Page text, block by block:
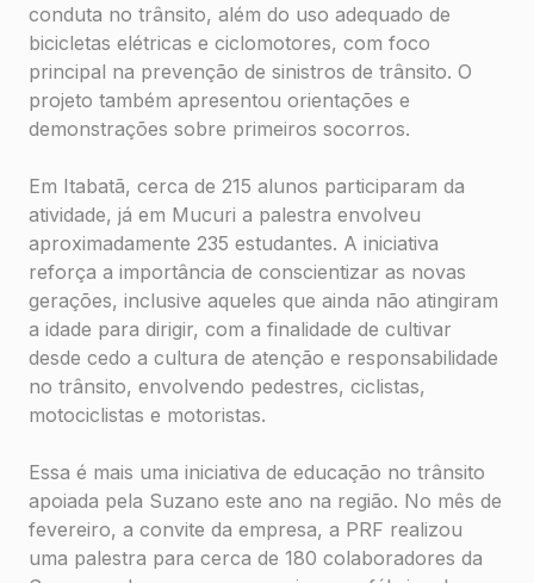
conduta no trânsito, além do uso adequado de
bicicletas elétricas e ciclomotores, com foco
principal na prevenção de sinistros de trânsito. O
projeto também apresentou orientações e
demonstrações sobre primeiros socorros.
Em Itabatã, cerca de 215 alunos participaram da
atividade, já em Mucuri a palestra envolveu
aproximadamente 235 estudantes. A iniciativa
reforça a importância de conscientizar as novas
gerações, inclusive aqueles que ainda não atingiram
a idade para dirigir, com a finalidade de cultivar
desde cedo a cultura de atenção e responsabilidade
no trânsito, envolvendo pedestres, ciclistas,
motociclistas e motoristas.
Essa é mais uma iniciativa de educação no trânsito
apoiada pela Suzano este ano na região. No mês de
fevereiro, a convite da empresa, a PRF realizou
uma palestra para cerca de 180 colaboradores da